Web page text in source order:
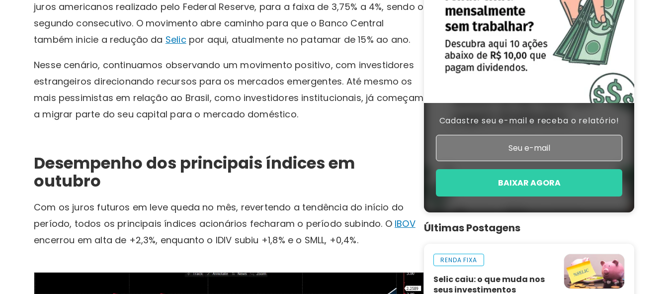
juros americanos realizado pelo Federal Reserve, para a faixa de 3,75% a 4%, sendo o
segundo consecutivo. O movimento abre caminho para que o Banco Central
também inicie a redução da Selic por aqui, atualmente no patamar de 15% ao ano.
Nesse cenário, continuamos observando um movimento positivo, com investidores
estrangeiros direcionando recursos para os mercados emergentes. Até mesmo os
mais pessimistas em relação ao Brasil, como investidores institucionais, já começam
a migrar parte do seu capital para o mercado doméstico.
Desempenho dos principais índices em
outubro
Com os juros futuros em leve queda no mês, revertendo a tendência do início do
período, todos os principais índices acionários fecharam o período subindo. O IBOV
encerrou em alta de +2,3%, enquanto o IDIV subiu +1,8% e o SMLL, +0,4%.
Cadastre seu e-mail e receba o relatório!
BAIXAR AGORA
Últimas Postagens
RENDA FIXA
Selic caiu: o que muda nos
seus investimentos